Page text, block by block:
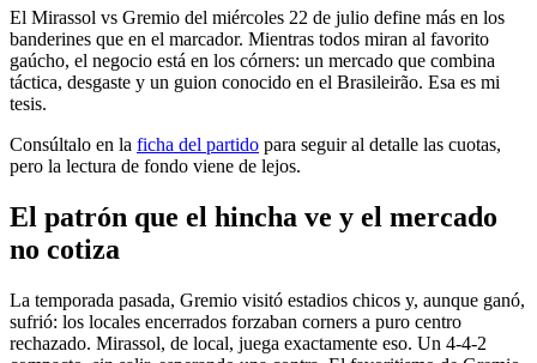
El Mirassol vs Gremio del miércoles 22 de julio define más en los
banderines que en el marcador. Mientras todos miran al favorito
gaúcho, el negocio está en los córners: un mercado que combina
táctica, desgaste y un guion conocido en el Brasileirão. Esa es mi
tesis.
Consúltalo en la ficha del partido para seguir al detalle las cuotas,
pero la lectura de fondo viene de lejos.
El patrón que el hincha ve y el mercado
no cotiza
La temporada pasada, Gremio visitó estadios chicos y, aunque ganó,
sufrió: los locales encerrados forzaban corners a puro centro
rechazado. Mirassol, de local, juega exactamente eso. Un 4-4-2